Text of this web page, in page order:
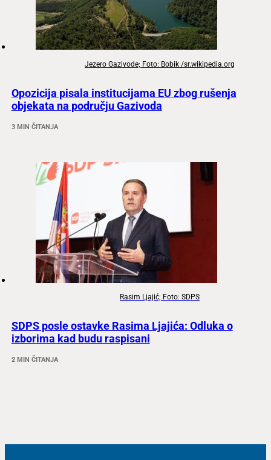
Jezero Gazivode; Foto: Bobik /sr.wikipedia.org
Opozicija pisala institucijama EU zbog rušenja
objekata na području Gazivoda
3 MIN ČITANJA
Rasim Ljajić; Foto: SDPS
SDPS posle ostavke Rasima Ljajića: Odluka o
izborima kad budu raspisani
2 MIN ČITANJA